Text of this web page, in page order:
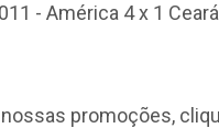
- América 4 x 1 Ceará
promoções,